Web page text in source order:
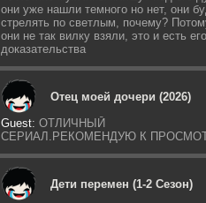
они уже нашли темного но нет, они
стрелять по светлым, почему?
они не так вилку взяли, это и есть его
доказательства
Отец моей дочери (2026)
Guest: ОТЛИЧНЫЙ
СЕРИАЛ.РЕКОМЕНДУЮ К
Дети перемен (1-2 Сезон)